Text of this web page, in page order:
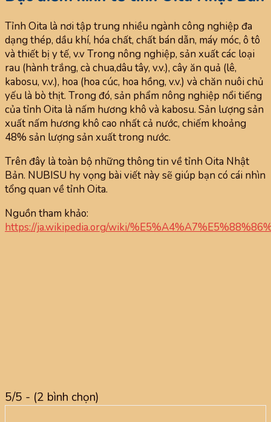
Tỉnh Oita là nơi tập trung nhiều ngành công nghiệp đa
dạng thép, dầu khí, hóa chất, chất bán dẫn, máy móc, ô tô
và thiết bị y tế, v.v Trong nông nghiệp, sản xuất các loại
rau (hành trắng, cà chua,dâu tây, v.v.), cây ăn quả (lê,
kabosu, v.v.), hoa (hoa cúc, hoa hồng, v.v.) và chăn nuôi chủ
yếu là bò thịt. Trong đó, sản phẩm nông nghiệp nổi tiếng
của tỉnh Oita là nấm hương khô và kabosu. Sản lượng sản
xuất nấm hương khô cao nhất cả nước, chiếm khoảng
48% sản lượng sản xuất trong nước.
Trên đây là toàn bộ những thông tin về tỉnh Oita Nhật
Bản. NUBISU hy vọng bài viết này sẽ giúp bạn có cái nhìn
tổng quan về tỉnh Oita.
Nguồn tham khảo:
https://ja.wikipedia.org/wiki/
5/5 - (2 bình chọn)